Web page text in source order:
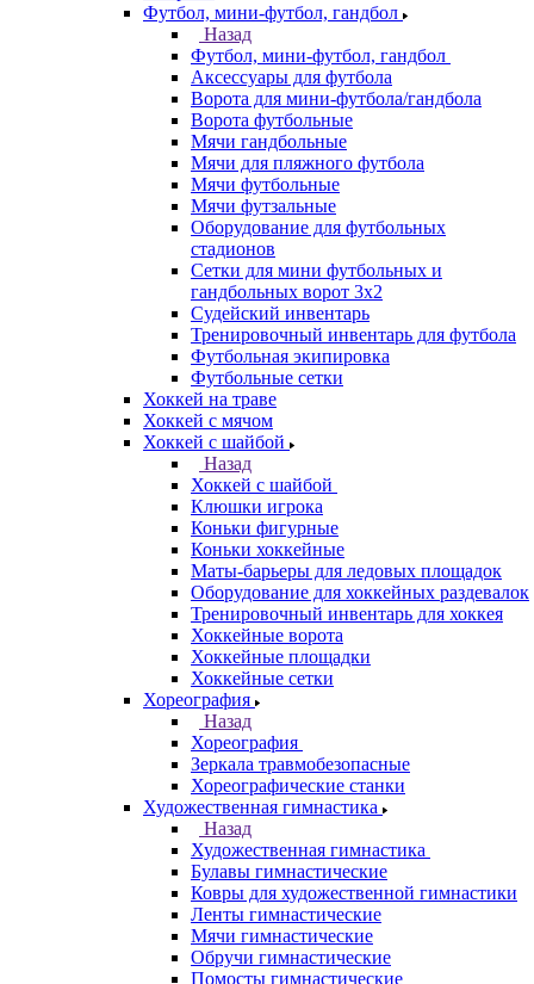
Футбол, мини-футбол, гандбол
Назад
Футбол, мини-футбол, гандбол
Аксессуары для футбола
Ворота для мини-футбола/гандбола
Ворота футбольные
Мячи гандбольные
Мячи для пляжного футбола
Мячи футбольные
Мячи футзальные
Оборудование для футбольных
стадионов
Сетки для мини футбольных и
гандбольных ворот 3х2
Судейский инвентарь
Тренировочный инвентарь для футбола
Футбольная экипировка
Футбольные сетки
Хоккей на траве
Хоккей с мячом
Хоккей с шайбой
Назад
Хоккей с шайбой
Клюшки игрока
Коньки фигурные
Коньки хоккейные
Маты-барьеры для ледовых площадок
Оборудование для хоккейных раздевалок
Тренировочный инвентарь для хоккея
Хоккейные ворота
Хоккейные площадки
Хоккейные сетки
Хореография
Назад
Хореография
Зеркала травмобезопасные
Хореографические станки
Художественная гимнастика
Назад
Художественная гимнастика
Булавы гимнастические
Ковры для художественной гимнастики
Ленты гимнастические
Мячи гимнастические
Обручи гимнастические
Помосты гимнастические